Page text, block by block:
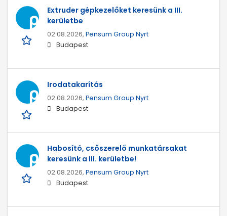
Extruder gépkezelőket keresünk a III.
kerületbe
02.08.2026, Pensum Group Nyrt
Budapest
Irodatakarítás
02.08.2026, Pensum Group Nyrt
Budapest
Habosító, csőszerelő munkatársakat
keresünk a III. kerületbe!
02.08.2026, Pensum Group Nyrt
Budapest